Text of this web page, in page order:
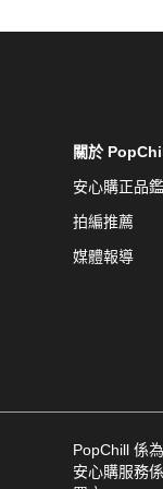
關於
安心購正品
拍編推薦
媒體報導
PopChill 係
安心購服務